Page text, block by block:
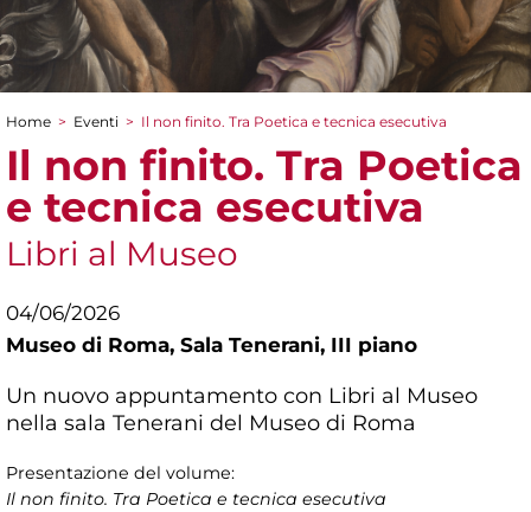
Tu sei qui
Home > Eventi > Il non finito. Tra Poetica e tecnica esecutiva
Il non finito. Tra Poetica
e tecnica esecutiva
Libri al Museo
04/06/2026
Museo di Roma, Sala Tenerani, III piano
Un nuovo appuntamento con Libri al Museo
nella sala Tenerani del Museo di Roma
Presentazione del volume:
Il non finito. Tra Poetica e tecnica esecutiva